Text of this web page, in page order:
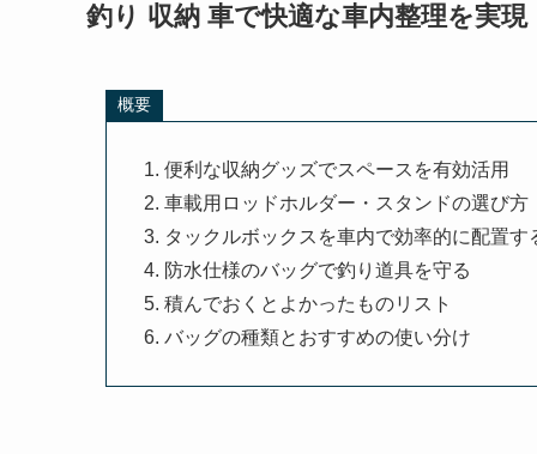
釣り 収納 車で快適な車内整理を実現
概要
便利な収納グッズでスペースを有効活用
車載用ロッドホルダー・スタンドの選び方
タックルボックスを車内で効率的に配置す
防水仕様のバッグで釣り道具を守る
積んでおくとよかったものリスト
バッグの種類とおすすめの使い分け